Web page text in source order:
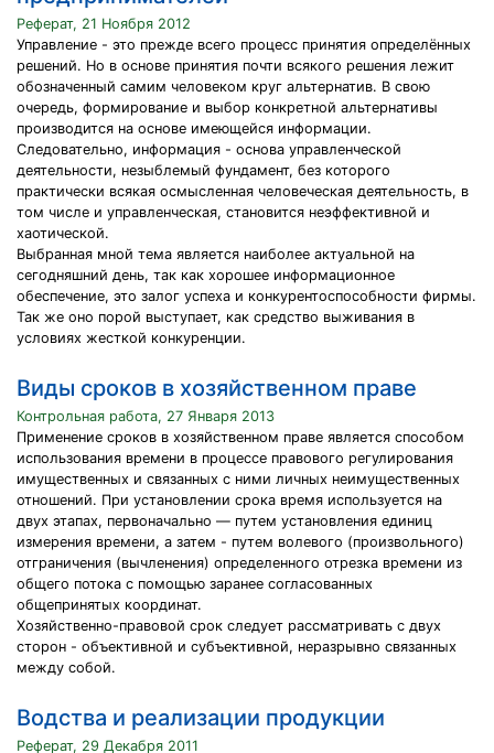
Реферат, 21 Ноября 2012
Управление - это прежде всего процесс принятия определённых
решений. Но в основе принятия почти всякого решения лежит
обозначенный самим человеком круг альтернатив. В свою
очередь, формирование и выбор конкретной альтернативы
производится на основе имеющейся информации.
Следовательно, информация - основа управленческой
деятельности, незыблемый фундамент, без которого
практически всякая осмысленная человеческая деятельность, в
том числе и управленческая, становится неэффективной и
хаотической.
Выбранная мной тема является наиболее актуальной на
сегодняшний день, так как хорошее информационное
обеспечение, это залог успеха и конкурентоспособности фирмы.
Так же оно порой выступает, как средство выживания в
условиях жесткой конкуренции.
Виды сроков в хозяйственном праве
Контрольная работа, 27 Января 2013
Применение сроков в хозяйственном праве является способом
использования времени в процессе правового регулирования
имущественных и связанных с ними личных неимущественных
отношений. При установлении срока время используется на
двух этапах, первоначально — путем установления единиц
измерения времени, а затем - путем волевого (произвольного)
отграничения (вычленения) определенного отрезка времени из
общего потока с помощью заранее согласованных
общепринятых координат.
Хозяйственно-правовой срок следует рассматривать с двух
сторон - объективной и субъективной, неразрывно связанных
между собой.
Водства и реализации продукции
Реферат, 29 Декабря 2011